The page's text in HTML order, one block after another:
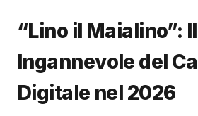
“Lino il Maialino”:
Ingannevole del
Digitale nel 2026